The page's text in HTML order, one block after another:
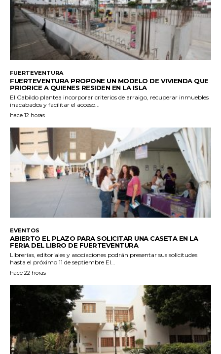
FUERTEVENTURA
FUERTEVENTURA PROPONE UN MODELO DE VIVIENDA QUE
PRIORICE A QUIENES RESIDEN EN LA ISLA
El Cabildo plantea incorporar criterios de arraigo, recuperar inmuebles
inacabados y facilitar el acceso...
hace 12 horas
EVENTOS
ABIERTO EL PLAZO PARA SOLICITAR UNA CASETA EN LA
FERIA DEL LIBRO DE FUERTEVENTURA
Librerías, editoriales y asociaciones podrán presentar sus solicitudes
hasta el próximo 11 de septiembre El...
hace 22 horas